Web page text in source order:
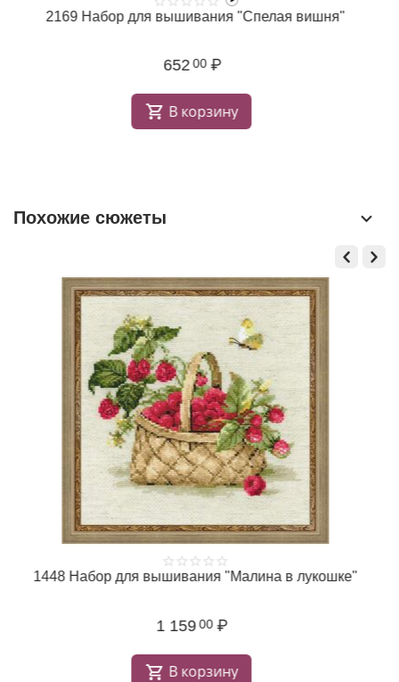
2169 Набор для вышивания "Спелая вишня"
652 00 ₽
В корзину
Похожие сюжеты
1448 Набор для вышивания "Малина в лукошке"
1 159 00 ₽
В корзину